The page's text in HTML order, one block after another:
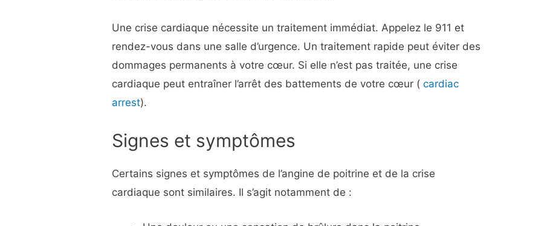
Une crise cardiaque nécessite un traitement immédiat. Appelez le 911 et
rendez-vous dans une salle d’urgence. Un traitement rapide peut éviter des
dommages permanents à votre cœur. Si elle n’est pas traitée, une crise
cardiaque peut entraîner l’arrêt des battements de votre cœur (cardiac
arrest).
Signes et symptômes
Certains signes et symptômes de l’angine de poitrine et de la crise
cardiaque sont similaires. Il s’agit notamment de :